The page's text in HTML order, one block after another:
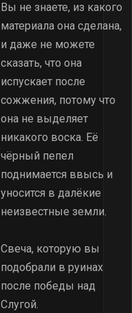
Вы не знаете, из какого
материала она сделана,
и даже не можете
сказать, что она
испускает после
сожжения, потому что
она не выделяет
никакого воска. Её
чёрный пепел
поднимается ввысь и
уносится в далёкие
неизвестные земли.
Свеча, которую вы
подобрали в руинах
после победы над
Слугой.